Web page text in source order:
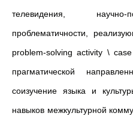
телевидения, научно-
проблематичности,
problem-solving activity \
прагматической
соизучение языка и
навыков межкультурной